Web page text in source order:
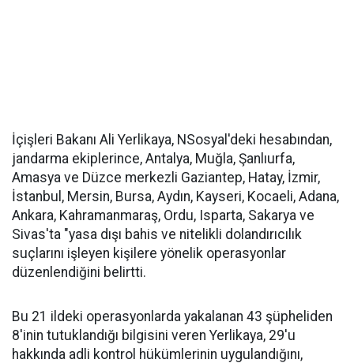
İçişleri Bakanı Ali Yerlikaya, NSosyal'deki hesabından,
jandarma ekiplerince, Antalya, Muğla, Şanlıurfa,
Amasya ve Düzce merkezli Gaziantep, Hatay, İzmir,
İstanbul, Mersin, Bursa, Aydın, Kayseri, Kocaeli, Adana,
Ankara, Kahramanmaraş, Ordu, Isparta, Sakarya ve
Sivas'ta "yasa dışı bahis ve nitelikli dolandırıcılık
suçlarını işleyen kişilere yönelik operasyonlar
düzenlendiğini belirtti.
Bu 21 ildeki operasyonlarda yakalanan 43 şüpheliden
8'inin tutuklandığı bilgisini veren Yerlikaya, 29'u
hakkında adli kontrol hükümlerinin uygulandığını,